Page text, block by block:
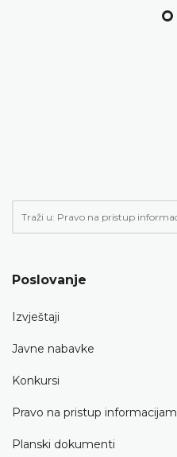
Poslovanje
Izvještaji
Javne nabavke
Konkursi
Pravo na pristup
Planski dokumenti